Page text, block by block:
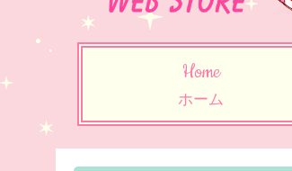
Home
ホーム